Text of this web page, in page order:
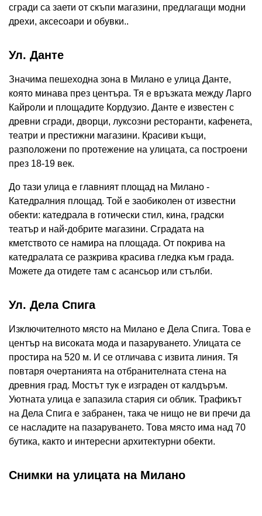
сгради са заети от скъпи магазини, предлагащи модни
дрехи, аксесоари и обувки..
Ул. Данте
Значима пешеходна зона в Милано е улица Данте,
която минава през центъра. Тя е връзката между Ларго
Кайроли и площадите Кордузио. Данте е известен с
древни сгради, дворци, луксозни ресторанти, кафенета,
театри и престижни магазини. Красиви къщи,
разположени по протежение на улицата, са построени
през 18-19 век.
До тази улица е главният площад на Милано -
Катедралния площад. Той е заобиколен от известни
обекти: катедрала в готически стил, кина, градски
театър и най-добрите магазини. Сградата на
кметството се намира на площада. От покрива на
катедралата се разкрива красива гледка към града.
Можете да отидете там с асансьор или стълби.
Ул. Дела Спига
Изключителното място на Милано е Дела Спига. Това е
център на високата мода и пазаруването. Улицата се
простира на 520 м. И се отличава с извита линия. Тя
повтаря очертанията на отбранителната стена на
древния град. Мостът тук е изграден от калдъръм.
Уютната улица е запазила стария си облик. Трафикът
на Дела Спига е забранен, така че нищо не ви пречи да
се насладите на пазаруването. Това място има над 70
бутика, както и интересни архитектурни обекти.
Снимки на улицата на Милано